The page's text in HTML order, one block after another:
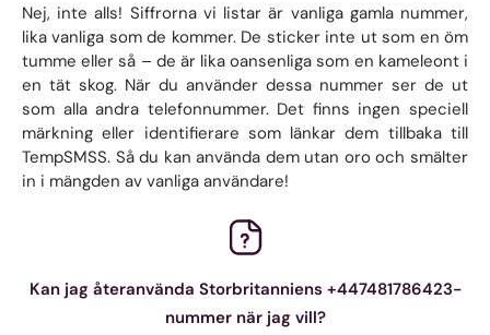
Nej, inte alls! Siffrorna vi listar är vanliga gamla nummer,
lika vanliga som de kommer. De sticker inte ut som en öm
tumme eller så – de är lika oansenliga som en kameleont i
en tät skog. När du använder dessa nummer ser de ut
som alla andra telefonnummer. Det finns ingen speciell
märkning eller identifierare som länkar dem tillbaka till
TempSMSS. Så du kan använda dem utan oro och smälter
in i mängden av vanliga användare!
Kan jag återanvända Storbritanniens +447481786423-
nummer när jag vill?